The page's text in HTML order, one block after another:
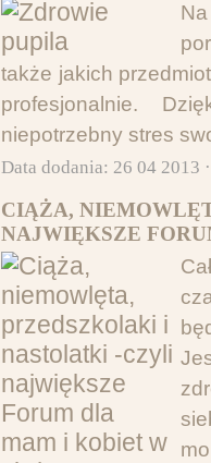
także jakich
profesjonalnie.
niepotrzebny stres
Data dodania: 26 04 2013
CIĄŻA,
NAJWIĘKSZE